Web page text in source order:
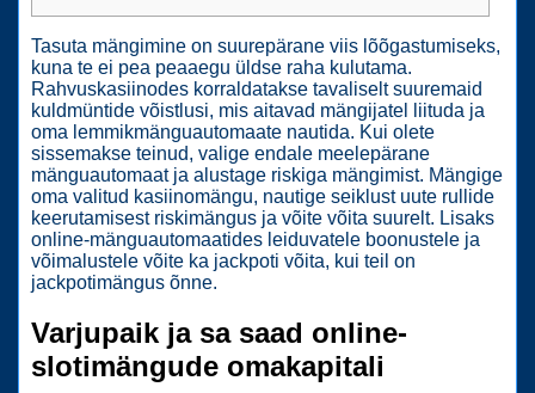
Tasuta mängimine on suurepärane viis lõõgastumiseks,
kuna te ei pea peaaegu üldse raha kulutama.
Rahvuskasiinodes korraldatakse tavaliselt suuremaid
kuldmüntide võistlusi, mis aitavad mängijatel liituda ja
oma lemmikmänguautomaate nautida. Kui olete
sissemakse teinud, valige endale meelepärane
mänguautomaat ja alustage riskiga mängimist. Mängige
oma valitud kasiinomängu, nautige seiklust uute rullide
keerutamisest riskimängus ja võite võita suurelt. Lisaks
online-mänguautomaatides leiduvatele boonustele ja
võimalustele võite ka jackpoti võita, kui teil on
jackpotimängus õnne.
Varjupaik ja sa saad online-
slotimängude omakapitali